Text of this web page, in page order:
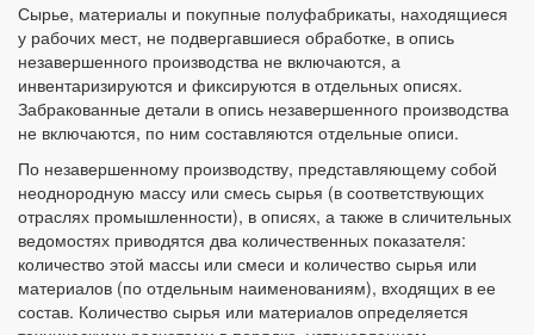
Сырье, материалы и покупные полуфабрикаты, находящиеся
у рабочих мест, не подвергавшиеся обработке, в опись
незавершенного производства не включаются, а
инвентаризируются и фиксируются в отдельных описях.
Забракованные детали в опись незавершенного производства
не включаются, по ним составляются отдельные описи.
По незавершенному производству, представляющему собой
неоднородную массу или смесь сырья (в соответствующих
отраслях промышленности), в описях, а также в сличительных
ведомостях приводятся два количественных показателя:
количество этой массы или смеси и количество сырья или
материалов (по отдельным наименованиям), входящих в ее
состав. Количество сырья или материалов определяется